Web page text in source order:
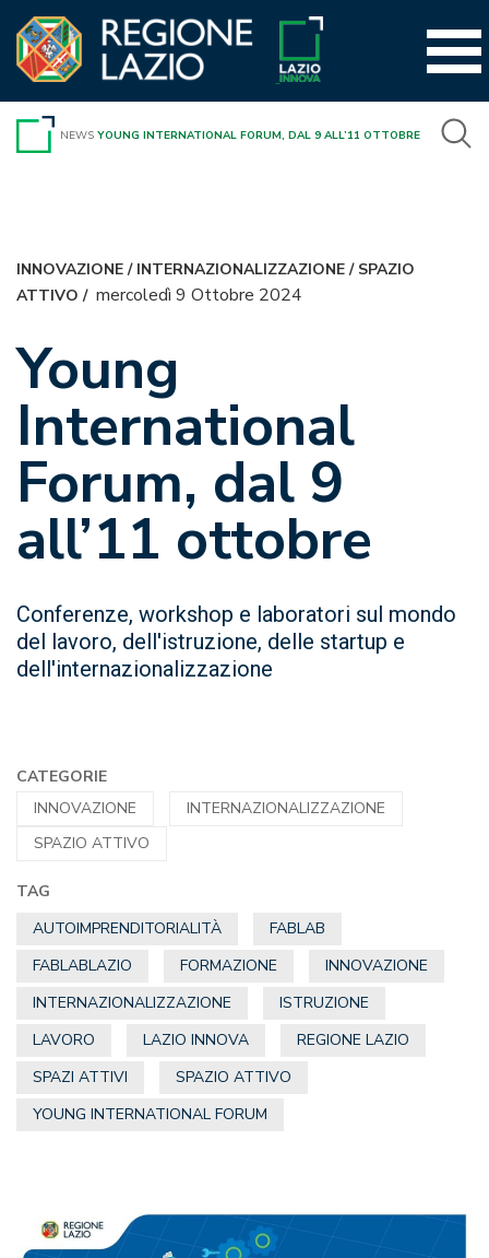
contenuto
NEWS YOUNG INTERNATIONAL FORUM, DAL 9 ALL’11 OTTOBRE
INNOVAZIONE/ INTERNAZIONALIZZAZIONE/ SPAZIO
ATTIVO / mercoledì 9 Ottobre 2024
Young
International
Forum, dal 9
all’11 ottobre
Conferenze, workshop e laboratori sul mondo
del lavoro, dell'istruzione, delle startup e
dell'internazionalizzazione
CATEGORIE
INNOVAZIONE
INTERNAZIONALIZZAZIONE
SPAZIO ATTIVO
TAG
AUTOIMPRENDITORIALITÀ
FABLAB
FABLABLAZIO
FORMAZIONE
INNOVAZIONE
INTERNAZIONALIZZAZIONE
ISTRUZIONE
LAVORO
LAZIO INNOVA
REGIONE LAZIO
SPAZI ATTIVI
SPAZIO ATTIVO
YOUNG INTERNATIONAL FORUM